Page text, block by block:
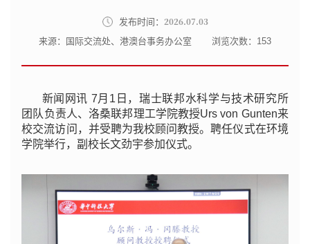
发布时间： 2026.07.03
来源：国际交流处、港澳台事务办公室 浏览次数： 153
新闻网讯 7月1日，瑞士联邦水科学与技术研究所
团队负责人、洛桑联邦理工学院教授Urs von Gunten来
校交流访问，并受聘为我校顾问教授。聘任仪式在环境
学院举行，副校长文劲宇参加仪式。